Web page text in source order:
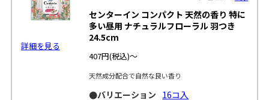
詳細を見る
センターイン コンパクト 天然の香り 特に
多い昼用 ナチュラルフローラル 羽つき
24.5cm
407円(税込)～
天然成分配合で自然な良い香り
●バリエーション 16コ入